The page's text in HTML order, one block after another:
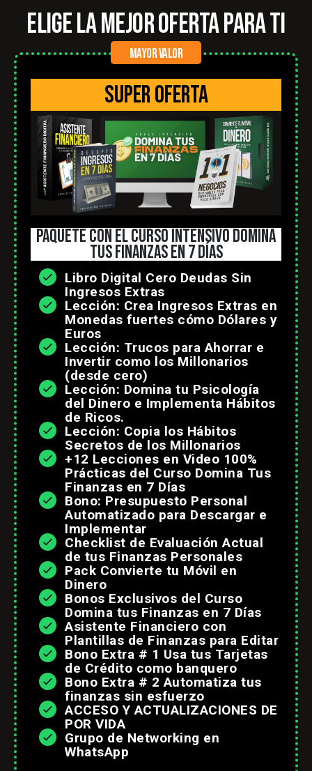
elige la mejor oferta para ti
mayor valor
super oferta
paquete con el curso intensivo domina
tus finanzas en 7 días
Libro Digital Cero Deudas Sin
Ingresos Extras
Lección: Crea Ingresos Extras en
Monedas fuertes cómo Dólares y
Euros
Lección: Trucos para Ahorrar e
Invertir como los Millonarios
(desde cero)
Lección: Domina tu Psicología
del Dinero e Implementa Hábitos
de Ricos.
Lección: Copia los Hábitos
Secretos de los Millonarios
+12 Lecciones en Video 100%
Prácticas del Curso Domina Tus
Finanzas en 7 Días
Bono: Presupuesto Personal
Automatizado para Descargar e
Implementar
Checklist de Evaluación Actual
de tus Finanzas Personales
Pack Convierte tu Móvil en
Dinero
Bonos Exclusivos del Curso
Domina tus Finanzas en 7 Días
Asistente Financiero con
Plantillas de Finanzas para Editar
Bono Extra # 1 Usa tus Tarjetas
de Crédito como banquero
Bono Extra # 2 Automatiza tus
finanzas sin esfuerzo
ACCESO Y ACTUALIZACIONES DE
POR VIDA
Grupo de Networking en
WhatsApp